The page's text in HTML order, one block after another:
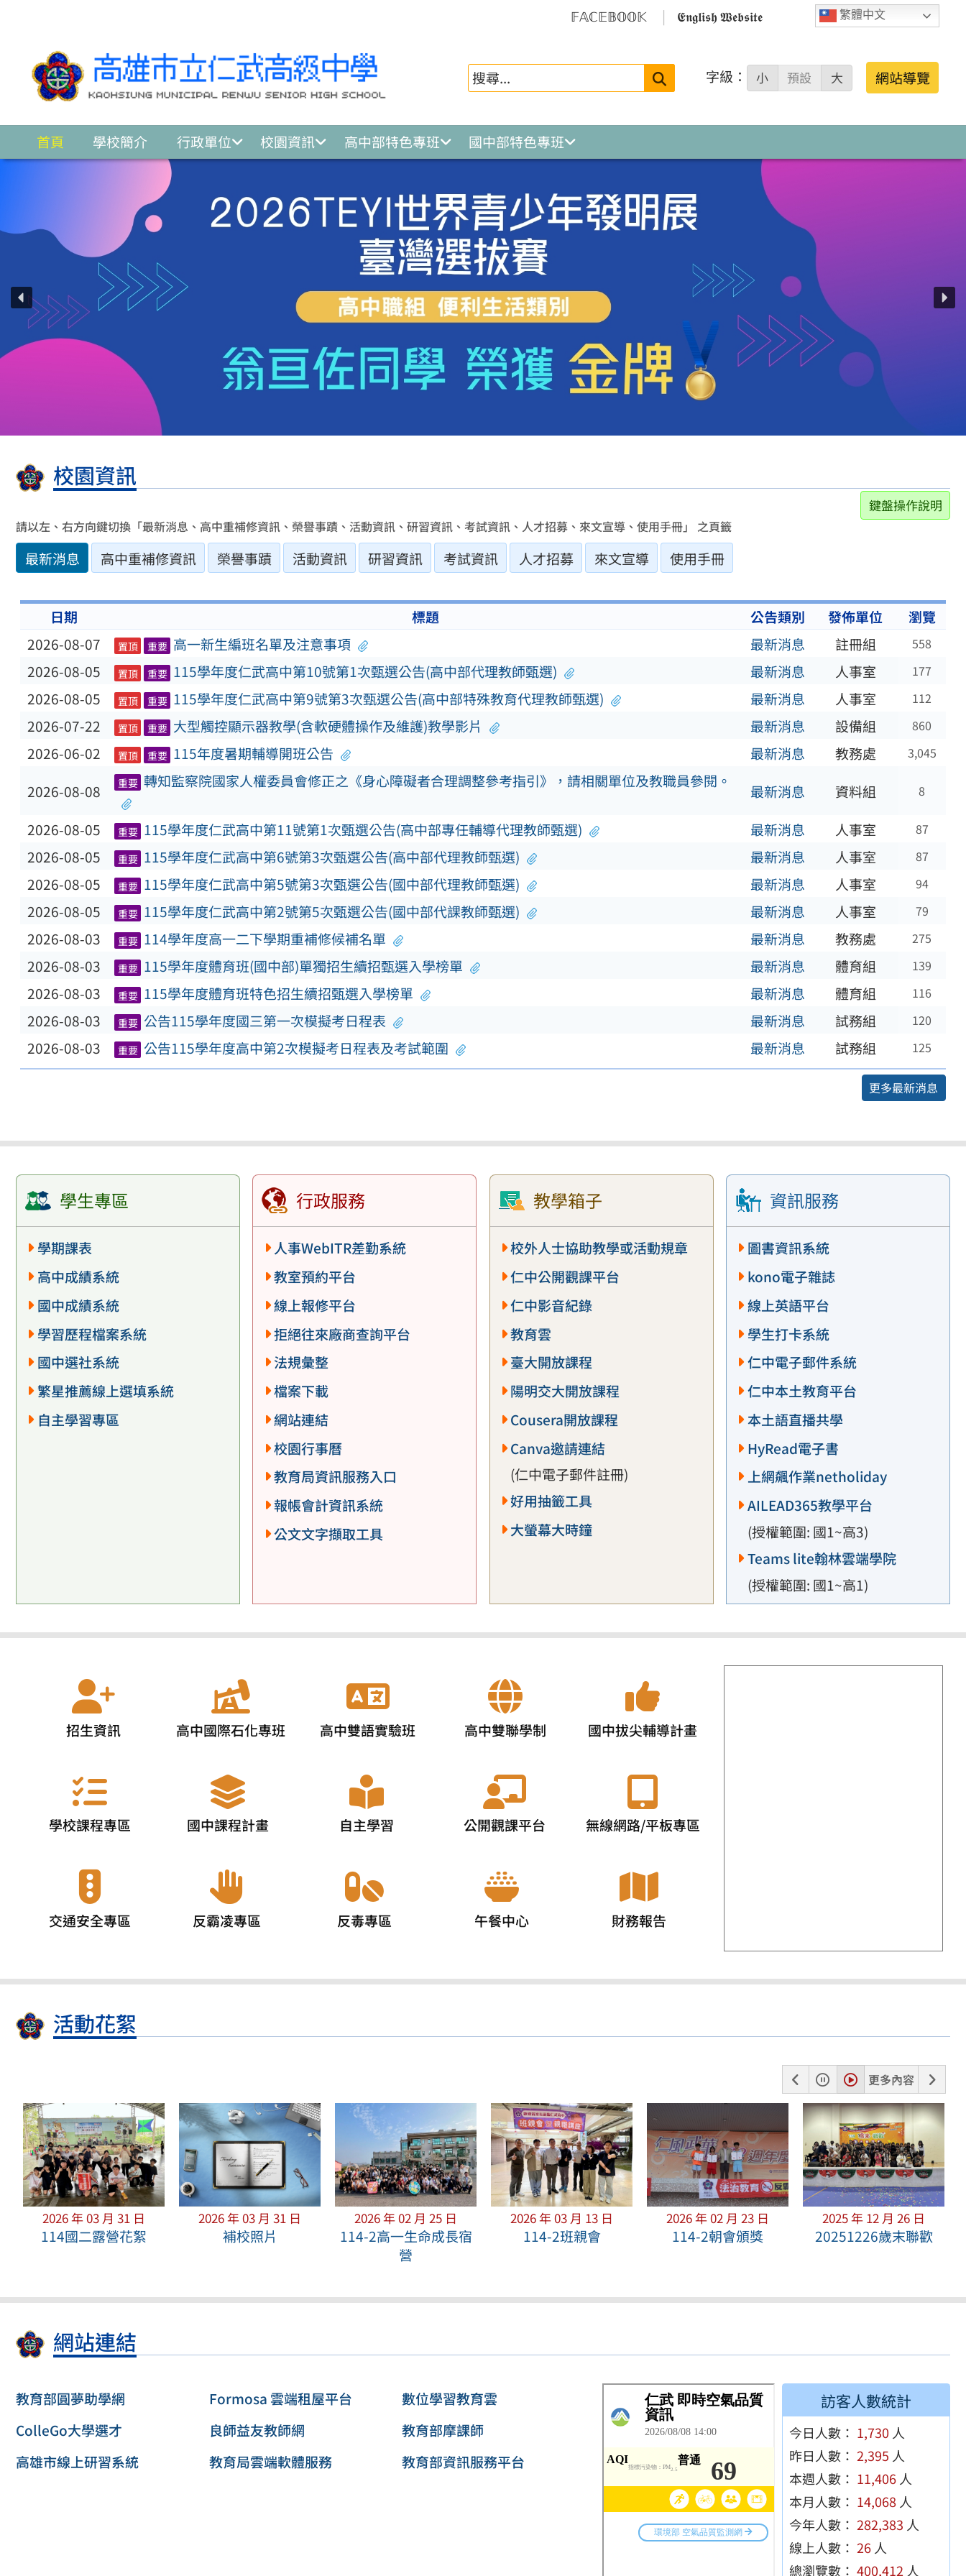
繁體中文
𝔽𝔸ℂ𝔼𝔹𝕆𝕆𝕂 𝕰𝖓𝖌𝖑𝖎𝖘𝖍 𝖂𝖊𝖇𝖘𝖎𝖙𝖊
搜
字級： 小 預設 大 網站導覽
首頁 學校簡介 行政單位 校園資訊 高中部特色專班 國中部特色專班
校園資訊
鍵盤操作說明
請以左、右方向鍵切換「最新消息、高中重補修資訊、榮譽事蹟、活動資訊、研習資訊、考試資訊、人才招募、來文宣導、使用手冊」 之頁籤
最新消息 高中重補修資訊 榮譽事蹟 活動資訊 研習資訊 考試資訊 人才招募 來文宣導 使用手冊
日期 標題 公告類別 發佈單位
瀏覽
2026-08-07
置頂 重要 高一新生編班名單及注意事項 最新消息 註冊組 558
2026-08-05 置頂 重要 115學年度仁武高中第10號第1次甄選公告(高中部代理教師甄選) 最新消息 人事室 177
2026-08-05 置頂 重要 115學年度仁武高中第9號第3次甄選公告(高中部特殊教育代理教師甄選) 最新消息 人事室 112
2026-07-22 置頂 重要 大型觸控顯示器教學(含軟硬體操作及維護)教學影片 最新消息 設備組 860
2026-06-02 置頂 重要 115年度暑期輔導開班公告 最新消息 教務處 3,045
2026-08-08 重要 轉知監察院國家人權委員會修正之《身心障礙者合理調整參考指引》，請相關單位及教職員參閱。
最新消息 資料組 8
2026-08-05 重要 115學年度仁武高中第11號第1次甄選公告(高中部專任輔導代理教師甄選) 最新消息 人事室 87
2026-08-05 重要 115學年度仁武高中第6號第3次甄選公告(高中部代理教師甄選) 最新消息 人事室 87
2026-08-05 重要 115學年度仁武高中第5號第3次甄選公告(國中部代理教師甄選) 最新消息 人事室 94
2026-08-05 重要 115學年度仁武高中第2號第5次甄選公告(國中部代課教師甄選) 最新消息 人事室 79
2026-08-03 重要 114學年度高一二下學期重補修候補名單 最新消息 教務處 275
2026-08-03 重要 115學年度體育班(國中部)單獨招生續招甄選入學榜單 最新消息 體育組 139
2026-08-03 重要 115學年度體育班特色招生續招甄選入學榜單 最新消息 體育組 116
2026-08-03 重要 公告115學年度國三第一次模擬考日程表 最新消息 試務組 120
2026-08-03 重要 公告115學年度高中第2次模擬考日程表及考試範圍 最新消息 試務組 125
更多最新消息
學生專區
學期課表
高中成績系統
國中成績系統
學習歷程檔案系統
國中選社系統
繁星推薦線上選填系統
自主學習專區
行政服務
人事WebITR差勤系統
教室預約平台
線上報修平台
拒絕往來廠商查詢平台
法規彙整
檔案下載
網站連結
校園行事曆
教育局資訊服務入口
報帳會計資訊系統
公文文字擷取工具
教學箱子
校外人士協助教學或活動規章
仁中公開觀課平台
仁中影音紀錄
教育雲
臺大開放課程
陽明交大開放課程
Cousera開放課程
Canva邀請連結
(仁中電子郵件註冊)
好用抽籤工具
大螢幕大時鐘
資訊服務
圖書資訊系統
kono電子雜誌
線上英語平台
學生打卡系統
仁中電子郵件系統
仁中本土教育平台
本土語直播共學
HyRead電子書
上網飆作業netholiday
AILEAD365教學平台
(授權範圍: 國1~高3)
Teams lite翰林雲端學院
(授權範圍: 國1~高1)
招生資訊 高中國際石化專班 高中雙語實驗班 高中雙聯學制 國中拔尖輔導計畫
學校課程專區 國中課程計畫 自主學習 公開觀課平台 無線網路/平板專區
交通安全專區 反霸凌專區 反毒專區 午餐中心 財務報告
活動花絮
一
張
暫
停
播
放
更多內容
下
一
張
2026 年 03 月 31 日
114國二露營花絮
2026 年 03 月 31 日
補校照片
2026 年 02 月 25 日
114-2高一生命成長宿
營
2026 年 03 月 13 日
114-2班親會
2026 年 02 月 23 日
114-2朝會頒獎
2025 年 12 月 26 日
20251226歲末聯歡
網站連結
教育部圓夢助學網 Formosa 雲端租屋平台
數位學習教育雲
ColleGo大學選才
良師益友教師網
教育部摩課師
高雄市線上研習系統
教育局雲端軟體服務 教育部資訊服務平台
訪客人數統計
今日人數： 1,730 人
昨日人數： 2,395 人
本週人數： 11,406 人
本月人數： 14,068 人
今年人數： 282,383 人
線上人數： 26 人
總瀏覽數： 400,412 人